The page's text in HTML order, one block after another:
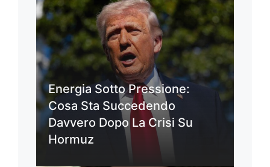
Energia Sotto Pressione:
Cosa Sta Succedendo
Davvero Dopo La Crisi Su
Hormuz